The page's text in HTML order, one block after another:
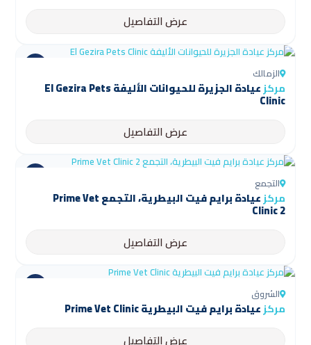
عرض التفاصيل
الزمالك
مركز عيادة الجزيرة للحيوانات الأليفة El Gezira Pets
Clinic
عرض التفاصيل
التجمع
مركز عيادة برايم فيت البيطرية، التجمع Prime Vet
Clinic 2
عرض التفاصيل
الشروق
مركزعيادة برايم فيت البيطرية Prime Vet Clinic
عرض التفاصيل